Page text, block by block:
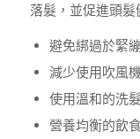
落髮，並促進頭髮
避免綁過於緊
減少使用吹風
使用溫和的洗
營養均衡的飲